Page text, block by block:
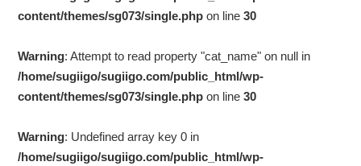
content/themes/sg073/single.php on line30
Warning: Attempt to read property "cat_name" on null in
/home/sugiigo/sugiigo.com/public_html/wp-
content/themes/sg073/single.php on line30
Warning: Undefined array key 0 in
/home/sugiigo/sugiigo.com/public_html/wp-